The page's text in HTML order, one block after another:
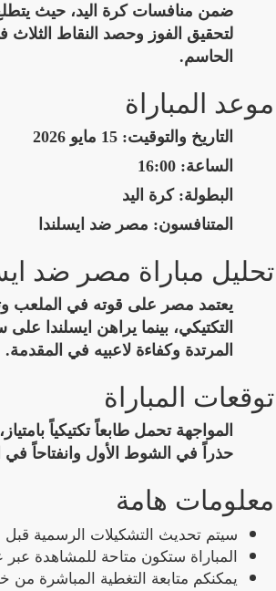
ضمن منافسات كرة اليد، حيث
لتحقيق الفوز وحصد النقاط الثلاث
الحاسم.
موعد المباراة
التاريخ والتوقيت: 15 مايو 2026
الساعة: 16:00
البطولة: كرة اليد
المتنافسون: مصر ضد ايسلندا
تحليل مباراة مصر ضد
يعتمد مصر على قوته في الملعب
التكتيكي، بينما يراهن ايسلندا
المرتدة وكفاءة لاعبيه في المقدمة.
توقعات المباراة
المواجهة تحمل طابعاً تكتيكياً
حذراً في الشوط الأول وانفتاحاً في
معلومات هامة
سيتم تحديث التشكيلات الرسمية قبل
المباراة ستكون متاحة للمشاهدة
يمكنكم متابعة التغطية المباشرة من